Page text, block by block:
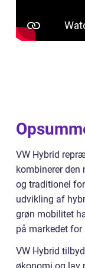
VW Hybrid
kombinerer den
og traditionel
udvikling af
grøn mobilitet
på markedet
VW Hybrid